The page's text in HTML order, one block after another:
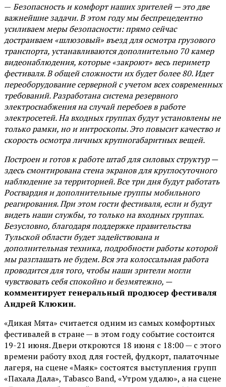
— Безопасность и комфорт наших зрителей — это две
важнейшие задачи. В этом году мы беспрецедентно
усиливаем меры безопасности: прямо сейчас
достраиваем «шлюзовый» въезд для осмотра грузового
транспорта, устанавливаются дополнительно 70 камер
видеонаблюдения, которые «закроют» весь периметр
фестиваля. В общей сложности их будет более 80. Идет
переоборудование серверной с учетом всех современных
требований. Разработана система резервного
электроснабжения на случай перебоев в работе
электросетей. На входных группах будут установлены не
только рамки, но и интроскопы. Это повысит качество и
скорость осмотра личных крупногабаритных вещей.
Построен и готов к работе штаб для силовых структур —
здесь смонтирована стена экранов для круглосуточного
наблюдение за территорией. Все три дня будут работать
Росгвардия и дополнительные группы мобильного
реагирования. При этом гости фестиваля, если и будут
видеть наши службы, то только на входных группах.
Безусловно, благодаря поддержке правительства
Тульской области будет задействована и
дополнительная техника, подробности работы которой
мы разглашать не будем. Вся эта колоссальная работа
проводится для того, чтобы наши зрители могли
чувствовать себя спокойно и безмятежно, —
комментирует генеральный продюсер фестиваля
Андрей Клюкин.
«Дикая Мята» считается одним из самых комфортных
фестивалей в стране — в этом году событие состоится
19-21 июня. Двери откроются 18 июня с 18:00 — с этого
времени работу вход для гостей, фудкорт, палаточные
лагеря, на сцене «Маяк» состоятся выступления групп
«Пахала Дала», Tabasco Band, «Утром удалю», а на сцене